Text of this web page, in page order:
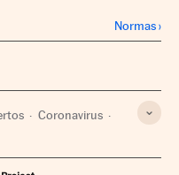
Normas›
Coronavirus